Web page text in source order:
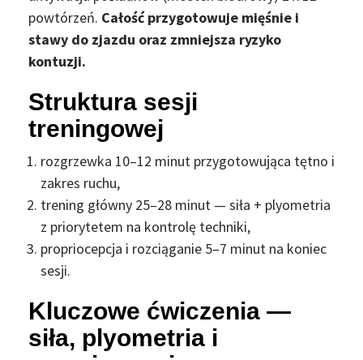
powtórzeń. Całość przygotowuje mięśnie i
stawy do zjazdu oraz zmniejsza ryzyko
kontuzji.
Struktura sesji
treningowej
rozgrzewka 10–12 minut przygotowująca tętno i
zakres ruchu,
trening główny 25–28 minut — siła + plyometria
z priorytetem na kontrolę techniki,
propriocepcja i rozciąganie 5–7 minut na koniec
sesji.
Kluczowe ćwiczenia —
siła, plyometria i